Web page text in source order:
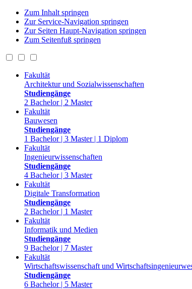
Zum Inhalt springen
Zur Service-Navigation springen
Zur Seiten Haupt-Navigation springen
Zum Seitenfuß springen
Fakultät
Architektur und Sozialwissenschaften
Studiengänge
2 Bachelor | 2 Master
Fakultät
Bauwesen
Studiengänge
1 Bachelor | 3 Master | 1 Diplom
Fakultät
Ingenieurwissenschaften
Studiengänge
4 Bachelor | 3 Master
Fakultät
Digitale Transformation
Studiengänge
2 Bachelor | 1 Master
Fakultät
Informatik und Medien
Studiengänge
9 Bachelor | 7 Master
Fakultät
Wirtschaftswissenschaft und
Studiengänge
6 Bachelor | 5 Master